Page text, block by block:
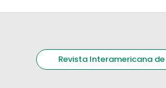
Revista Interamericana